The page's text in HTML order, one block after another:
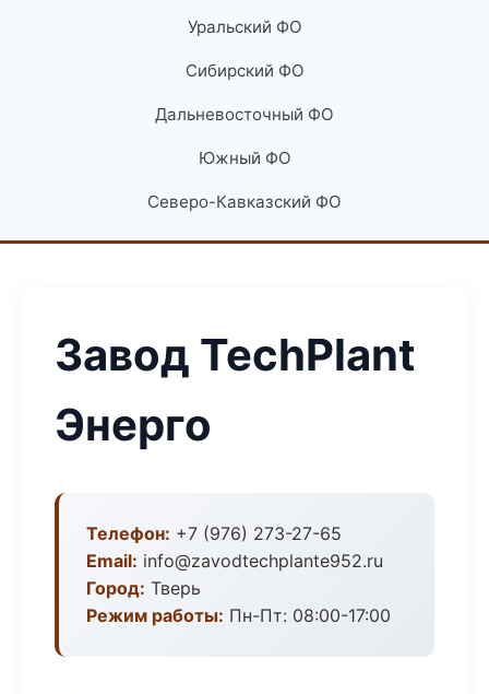
Уральский ФО
Сибирский ФО
Дальневосточный ФО
Южный ФО
Северо-Кавказский ФО
Завод TechPlant
Энерго
Телефон: +7 (976) 273-27-65
Email: info@zavodtechplante952.ru
Город: Тверь
Режим работы: Пн-Пт: 08:00-17:00